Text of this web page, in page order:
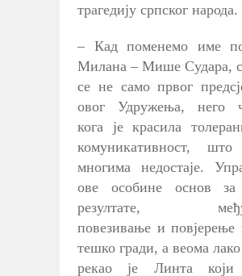
трагедију српског народа.
– Кад поменемо име
Милана – Мише Судара,
се не само првог
овог Удружења, него
кога је красила
комуникативност, што
многима недостаје.
ове особине основ за
резултате,
повезивање и повјерење
тешко гради, а веома
рекао је Линта